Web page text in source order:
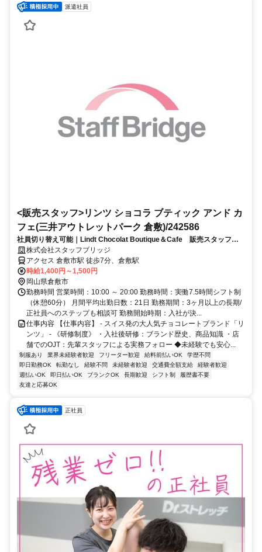
派遣社員
<販売スタッフ>リンツ ショコラ ブティック アンド カ
フェ(三井アウトレットパーク 倉敷)/242586
社員切り替え可能｜Lindt Chocolat Boutique＆Cafe 販売スタッフ
倉敷株式会社スタッフブリッジ
アクセス 倉敷市駅 徒歩7分、倉敷駅
時給1,400円～1,500円
岡山県倉敷市
勤務時間 営業時間：10:00 ～ 20:00 勤務時間：実働7.5時間シフト制
（休憩60分） 月間平均出勤日数：21日 勤務期間：3ヶ月以上の長期/
正社員へのステップも相談可 勤務開始時期：入社が決...
仕事内容 【仕事内容】 - スイス発の大人気チョコレートブランド「リ
ンツ」 - 《研修制度》 ・入社後研修：ブランド歴史、商品知識 ・店
舗でのOJT：先輩スタッフによる実務フォロー ◆未経験でも安心...
制服あり 業界未経験者歓迎 フリーター歓迎 給料前払いOK
学歴不問
即日勤務OK
転勤なし 経験不問 未経験者歓迎 交通費全額支給
経験者歓迎
週払いOK
即日払いOK ブランクOK 長期歓迎 シフト制
履歴書不要
友達と応募OK
正社員